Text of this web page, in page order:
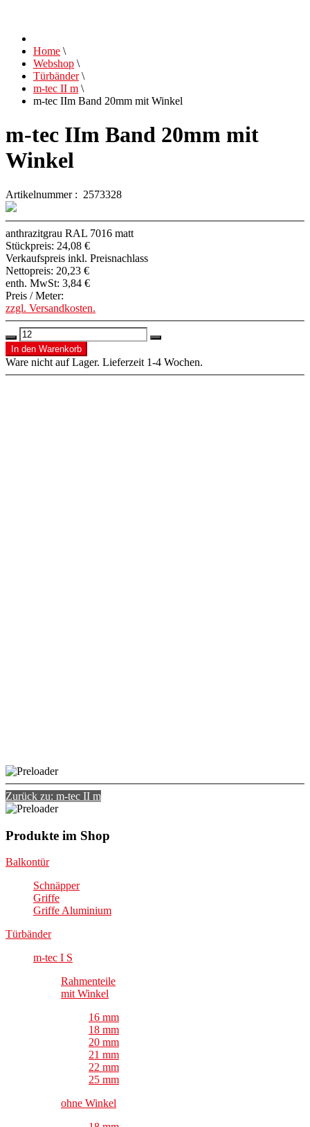
Home \
Webshop \
Türbänder \
m-tec II m \
m-tec IIm Band 20mm mit Winkel
m-tec IIm Band 20mm mit
Winkel
Artikelnummer : 2573328
anthrazitgrau RAL 7016 matt
Stückpreis: 24,08 €
Verkaufspreis inkl. Preisnachlass
Nettopreis: 20,23 €
enth. MwSt: 3,84 €
Preis / Meter:
zzgl. Versandkosten.
Ware nicht auf Lager. Lieferzeit 1-4 Wochen.
Zurück zu: m-tec II m
Produkte im Shop
Balkontür
Schnäpper
Griffe
Griffe Aluminium
Türbänder
m-tec I S
Rahmenteile
mit Winkel
16 mm
18 mm
20 mm
21 mm
22 mm
25 mm
ohne Winkel